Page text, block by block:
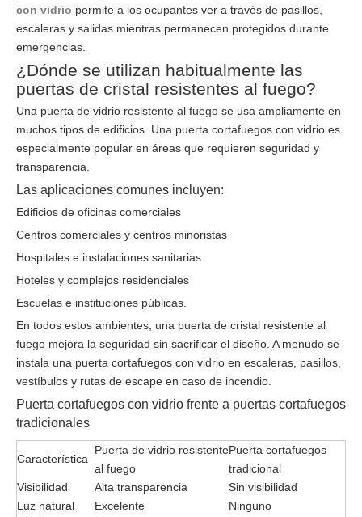
con vidrio permite a los ocupantes ver a través de pasillos,
escaleras y salidas mientras permanecen protegidos durante
emergencias.
¿Dónde se utilizan habitualmente las
puertas de cristal resistentes al fuego?
Una puerta de vidrio resistente al fuego se usa ampliamente en
muchos tipos de edificios. Una puerta cortafuegos con vidrio es
especialmente popular en áreas que requieren seguridad y
transparencia.
Las aplicaciones comunes incluyen:
Edificios de oficinas comerciales
Centros comerciales y centros minoristas
Hospitales e instalaciones sanitarias
Hoteles y complejos residenciales
Escuelas e instituciones públicas.
En todos estos ambientes, una puerta de cristal resistente al
fuego mejora la seguridad sin sacrificar el diseño. A menudo se
instala una puerta cortafuegos con vidrio en escaleras, pasillos,
vestíbulos y rutas de escape en caso de incendio.
Puerta cortafuegos con vidrio frente a puertas cortafuegos
tradicionales
Característica
Puerta de vidrio resistente
al fuego
Puerta cortafuegos
tradicional
Visibilidad
Alta transparencia
Sin visibilidad
Luz natural
Excelente
Ninguno